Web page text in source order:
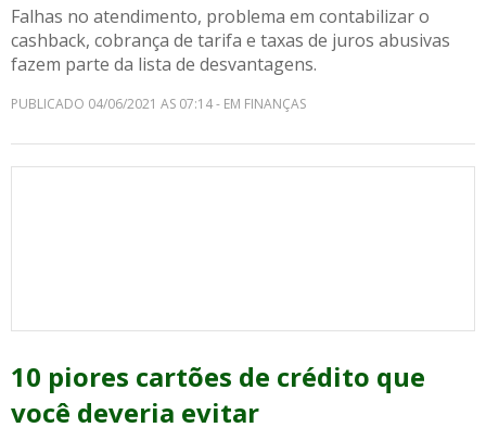
Falhas no atendimento, problema em contabilizar o
cashback, cobrança de tarifa e taxas de juros abusivas
fazem parte da lista de desvantagens.
PUBLICADO 04/06/2021 AS 07:14 - EM FINANÇAS
10 piores cartões de crédito que
você deveria evitar